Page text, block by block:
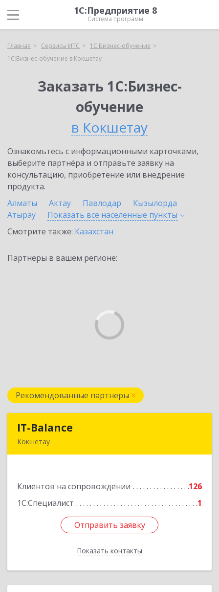
1С:Предприятие 8
Система программ
Главная Сервисы ИТС
1С:Бизнес-обучение
1С:Бизнес-обучение в Кокшетау
Заказать 1С:Бизнес-
обучение
в Кокшетау
Ознакомьтесь с информационными карточками,
выберите партнёра и отправьте заявку на
консультацию, приобретение или внедрение
продукта.
Алматы
Актау Павлодар
Кызылорда
Атырау
Показать все населенные пункты
Смотрите также: Казахстан
Партнеры в вашем регионе:
Рекомендованные партнеры
IT-Balance
Кокшетау
Клиентов на сопровождении
126
1С:Специалист
1
Отправить заявку
Показать контакты
Отправить заявку
Назад